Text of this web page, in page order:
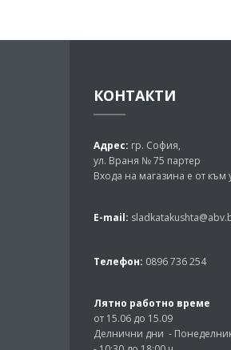
КОНТАКТИ
Адрес: гр. София,
ул. Враня № 75 партер
Входа на магазина е от към
E-mail:
Телефон: 0896 736 254
Лятно работно време
от 15.06 до 15.09
Делнични дни -